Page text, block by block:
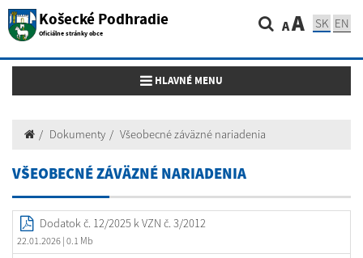
Košecké Podhradie
Oficiálne stránky obce AA SK EN
Toggle navigation
HLAVNÉ MENU
Dokumenty Všeobecné záväzné nariadenia
VŠEOBECNÉ ZÁVÄZNÉ NARIADENIA
Dodatok č. 12/2025 k VZN č. 3/2012
22.01.2026 | 0.1 Mb